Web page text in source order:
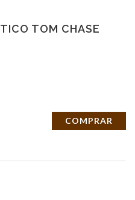
TOM CHASE
COMPRAR